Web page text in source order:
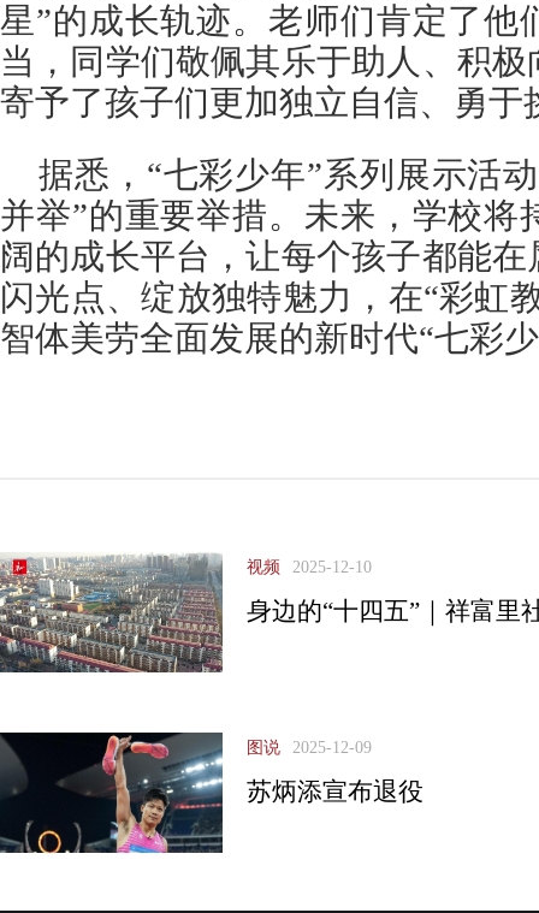
星”的成长轨迹。老师们肯定了他
当，同学们敬佩其乐于助人、积
寄予了孩子们更加独立自信、勇于
据悉，“七彩少年”系列展示活
并举”的重要举措。未来，学校将
阔的成长平台，让每个孩子都能
闪光点、绽放独特魅力，在“彩虹
智体美劳全面发展的新时代“七彩
视频 2025-12-10
身边的“十四五”｜祥富里
图说 2025-12-09
苏炳添宣布退役